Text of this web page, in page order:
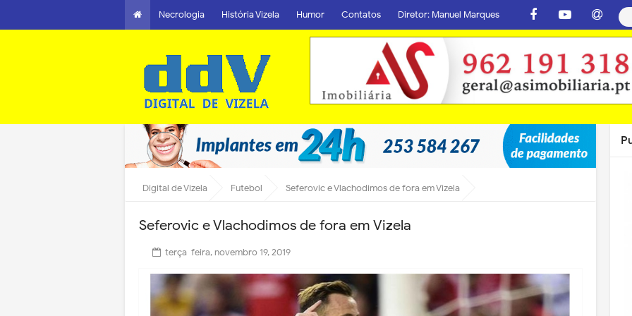
Necrologia História Vizela Humor Contatos Diretor: Manuel Marques
Digital de Vizela Futebol Seferovic e Vlachodimos de fora em Vizela
Seferovic e Vlachodimos de fora em Vizela
terça-feira, novembro 19, 2019